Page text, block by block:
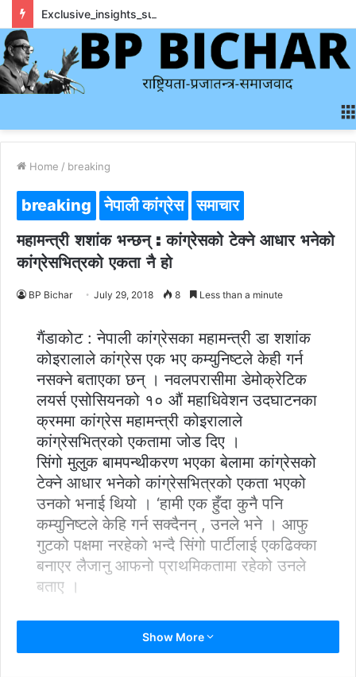
Home / breaking
breaking नेपाली कांग्रेस समाचार
महामन्त्री शशांक भन्छन् : कांग्रेसको टेक्ने आधार भनेको
कांग्रेसभित्रको एकता नै हो
BP Bichar July 29, 2018 8 Less than a minute
गैंडाकोट : नेपाली कांग्रेसका महामन्त्री डा शशांक
कोइरालाले कांग्रेस एक भए कम्युनिष्टले केही गर्न
नसक्ने बताएका छन् । नवलपरासीमा डेमोक्रेटिक
लयर्स एसोसियनको १० औं महाधिवेशन उदघाटनका
क्रममा कांग्रेस महामन्त्री कोइरालाले
कांग्रेसभित्रको एकतामा जोड दिए ।
सिंगो मुलुक बामपन्थीकरण भएका बेलामा कांग्रेसको
टेक्ने आधार भनेको कांग्रेसभित्रको एकता भएको
उनको भनाई थियो । ‘हामी एक हुँदा कुनै पनि
कम्युनिष्टले केहि गर्न सक्दैनन् , उनले भने । आफु
गुटको पक्षमा नरहेको भन्दै सिंगो पार्टीलाई एकढिक्का
बनाएर लैजानु आफनो प्राथमिकतामा रहेको उनले
बताए ।
Show More